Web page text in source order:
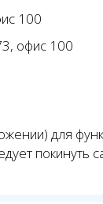
100
офис 100
для
покинуть